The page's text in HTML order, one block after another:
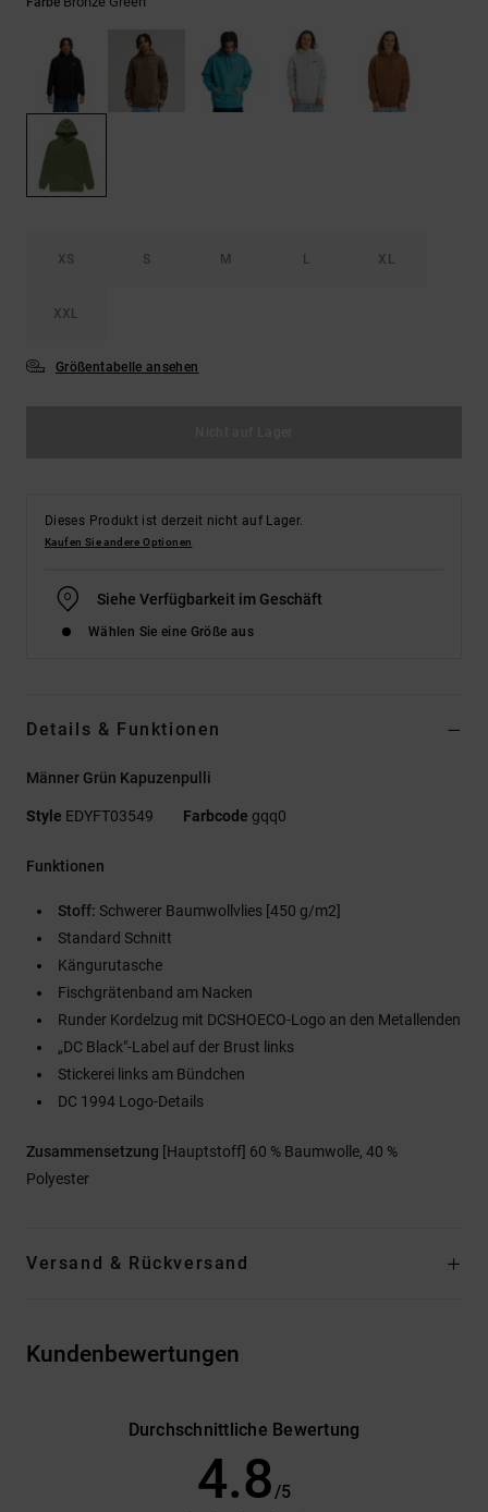
ansehen
XS S M L XL
XXL
Größentabelle ansehen
Dieses Produkt ist derzeit nicht auf Lager.
Kaufen Sie andere Optionen
Siehe Verfügbarkeit im Geschäft
Wählen Sie eine Größe aus
Details & Funktionen
Männer Grün Kapuzenpulli
Style EDYFT03549 Farbcode gqq0
Funktionen
Stoff: Schwerer Baumwollvlies [450 g/m2]
Standard Schnitt
Kängurutasche
Fischgrätenband am Nacken
Runder Kordelzug mit DCSHOECO-Logo an den Metallenden
„DC Black"-Label auf der Brust links
Stickerei links am Bündchen
DC 1994 Logo-Details
Zusammensetzung [Hauptstoff] 60 % Baumwolle, 40 %
Polyester
Versand & Rückversand
Kundenbewertungen
Durchschnittliche Bewertung
4.8 /5